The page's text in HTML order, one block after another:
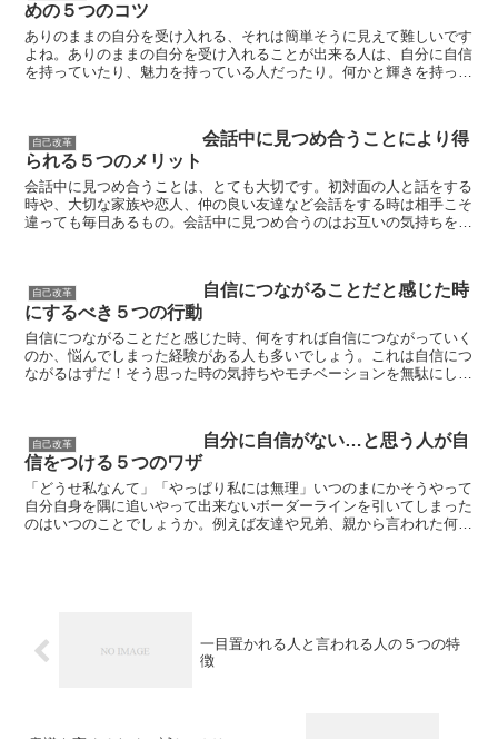
めの５つのコツ
ありのままの自分を受け入れる、それは簡単そうに見えて難しいです
よね。ありのままの自分を受け入れることが出来る人は、自分に自信
を持っていたり、魅力を持っている人だったり。何かと輝きを持って
自己改革
会話中に見つめ合うことにより得
られる５つのメリット
会話中に見つめ合うことは、とても大切です。初対面の人と話をする
時や、大切な家族や恋人、仲の良い友達など会話をする時は相手こそ
違っても毎日あるもの。会話中に見つめ合うのはお互いの気持ちを知
自己改革
自信につながることだと感じた時
にするべき５つの行動
自信につながることだと感じた時、何をすれば自信につながっていく
のか、悩んでしまった経験がある人も多いでしょう。これは自信につ
ながるはずだ！そう思った時の気持ちやモチベーションを無駄にした
自己改革
自分に自信がない…と思う人が自
信をつける５つのワザ
「どうせ私なんて」「やっぱり私には無理」いつのまにかそうやって
自分自身を隅に追いやって出来ないボーダーラインを引いてしまった
のはいつのことでしょうか。例えば友達や兄弟、親から言われた何気
一目置かれる人と言われる人の５つの特
徴